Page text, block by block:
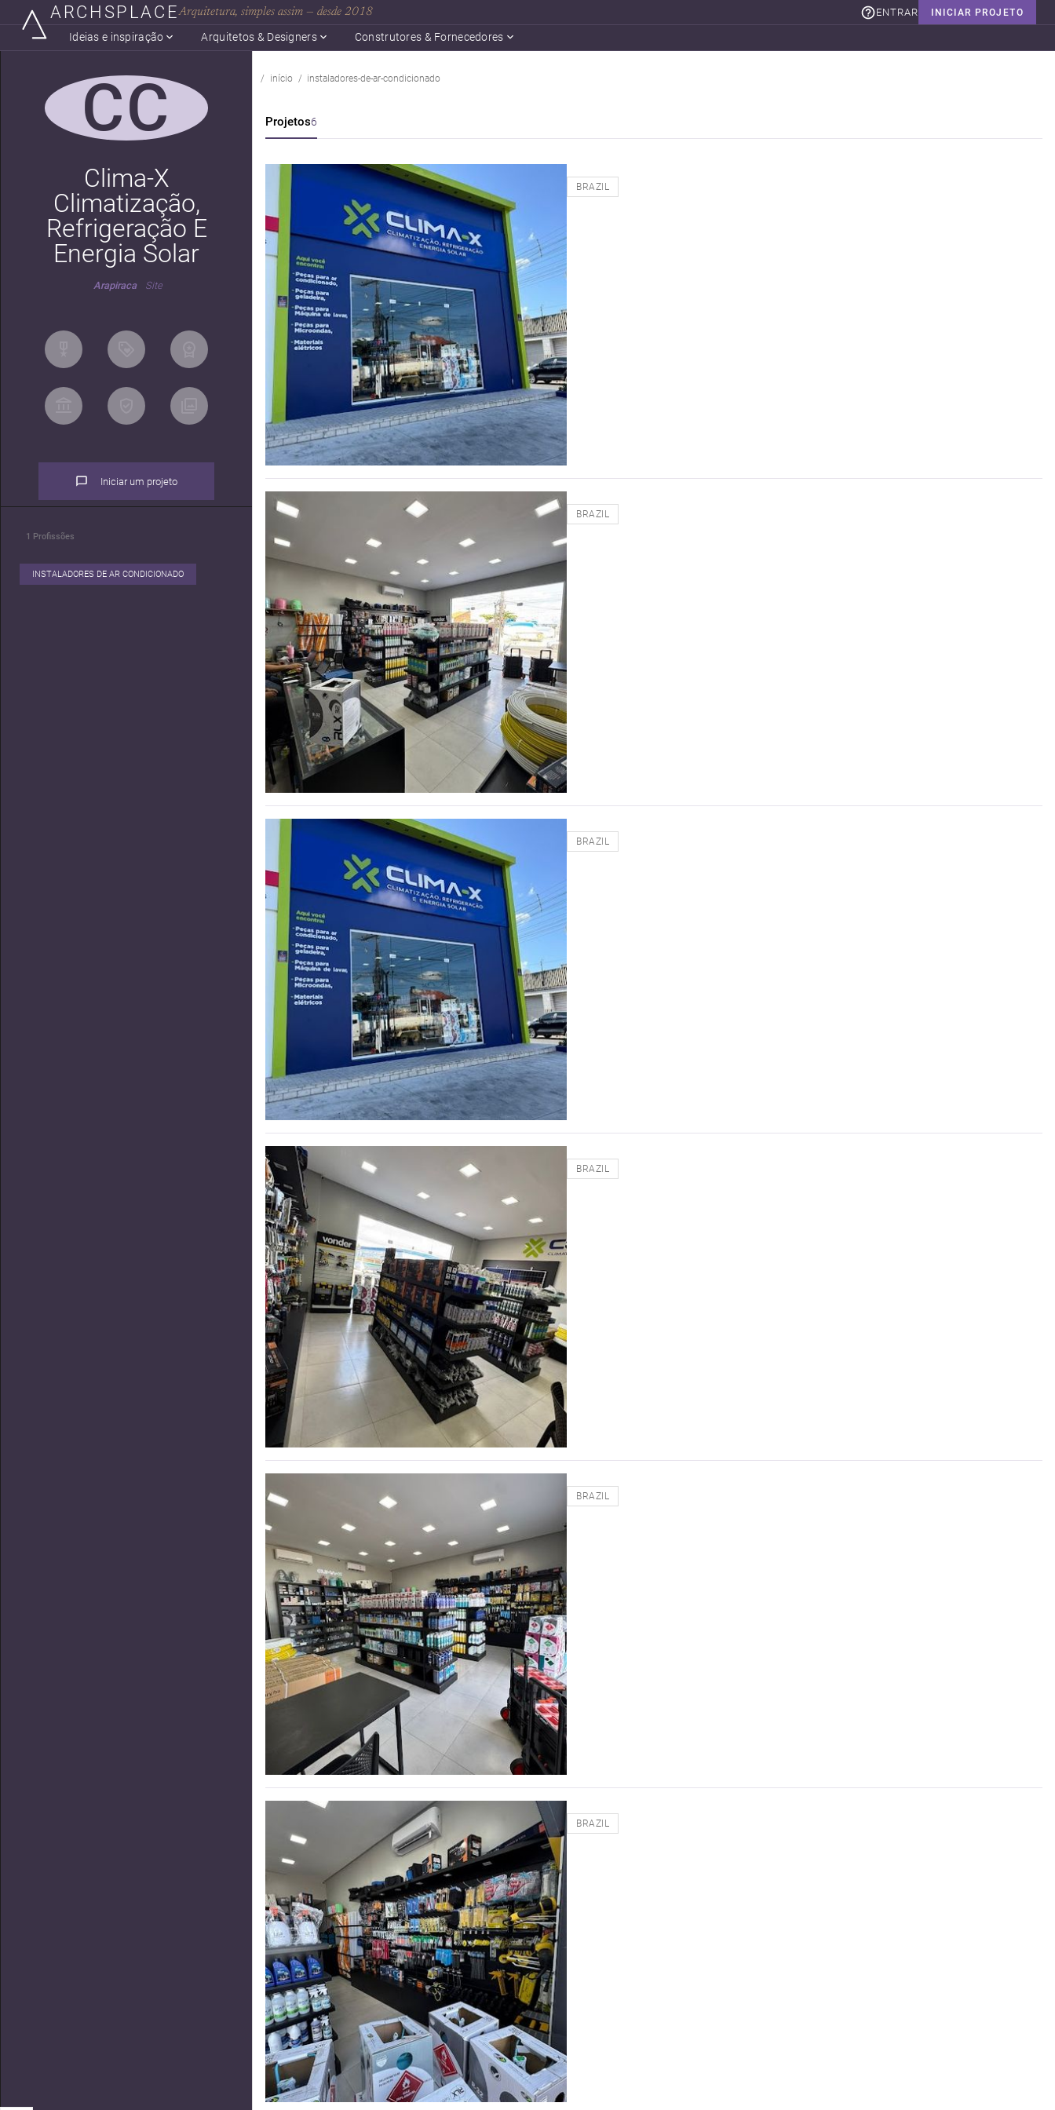
ARCHSPLACEArquitetura, simples assim — desde 2018 INICIAR PROJETO
ENTRAR
Ideias e inspiração Arquitetos & Designers Construtores & Fornecedores
CC
Clima-X
Climatização,
Refrigeração E
Energia Solar
Arapiraca Site
Iniciar um projeto
1 Profissões
INSTALADORES DE AR CONDICIONADO
início instaladores-de-ar-condicionado
Projetos6
BRAZIL
BRAZIL
BRAZIL
BRAZIL
BRAZIL
BRAZIL